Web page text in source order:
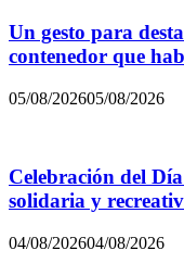
Un gesto para
contenedor que
05/08/202605/08/2026
Celebración del
solidaria y
04/08/202604/08/2026